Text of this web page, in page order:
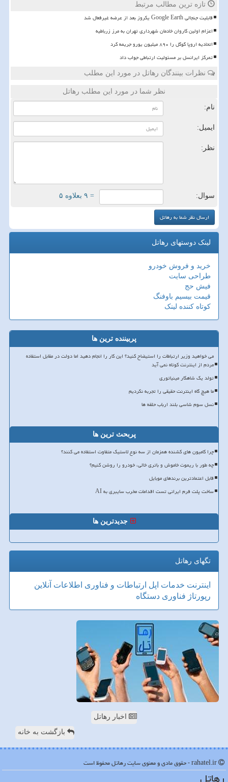
تازه ترین مطالب مرتبط
قابلیت جنجالی Google Earth یکروز بعد از عرضه غیرفعال شد
اعزام اولین کاروان خادمان شهرداری تهران به مرز زرباطیه
اتحادیه اروپا گوگل را ۸۹۰ میلیون یورو جریمه کرد
تمرکز ایرانسل بر مسئولیت ارتباطی جواب داد
نظرات بینندگان رهاتل در مورد این مطلب
نظر شما در مورد این مطلب رهاتل
نام:
ایمیل:
نظر:
سوال: = ۹ بعلاوه ۵
لینک دوستهای رهاتل
خرید و فروش خودرو
طراحی سایت
فیش حج
قیمت بیسیم باوفنگ
کوتاه کننده لینک
پربیننده ترین ها
می خواهید وزیر ارتباطات را استیضاح کنید؟ این کار را انجام دهید اما دولت در مقابل استفاده
مردم از اینترنت کوتاه نمی آید
تولد یک شاهکار مینیاتوری
ما هیچ گاه اینترنت حقیقی را تجربه نکردیم
نسل سوم شاسی بلند ارباب حلقه ها
پربحث ترین ها
چرا کامیون های کشنده همزمان از سه نوع لاستیک متفاوت استفاده می کنند؟
چه طور با ریموت خاموش و باتری خالی، خودرو را روشن کنیم؟
قابل اعتمادترین برندهای موبایل
ساخت پلت فرم ایرانی تست اقدامات مخرب سایبری به AI
جدیدترین ها
تگهای رهاتل
اینترنت خدمات اپل ارتباطات و فناوری اطلاعات آنلاین
رپورتاژ فناوری دستگاه
اخبار رهاتل
بازگشت به خانه